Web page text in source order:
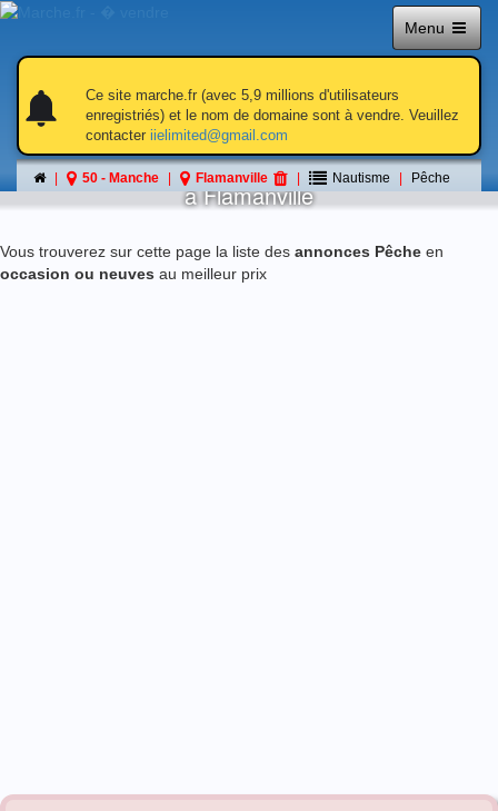
Menu
notifications
notifications
Ce site marche.fr (avec 5,9 millions d'utilisateurs
enregistriés) et le nom de domaine sont à vendre. Veuillez
contacter iielimited@gmail.com
50 - Manche Flamanville Nautisme Pêche
Pêche
á Flamanville
Vous trouverez sur cette page la liste des annonces Pêche en
occasion ou neuves au meilleur prix